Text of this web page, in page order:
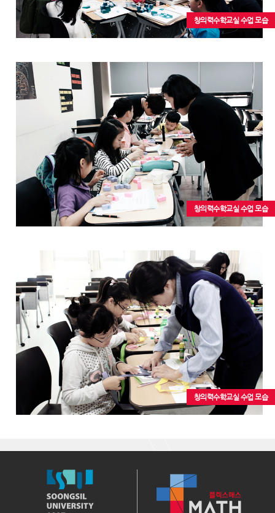
창의력수학교실 수업 모습
창의력수학교실 수업 모습
창의력수학교실 수업 모습